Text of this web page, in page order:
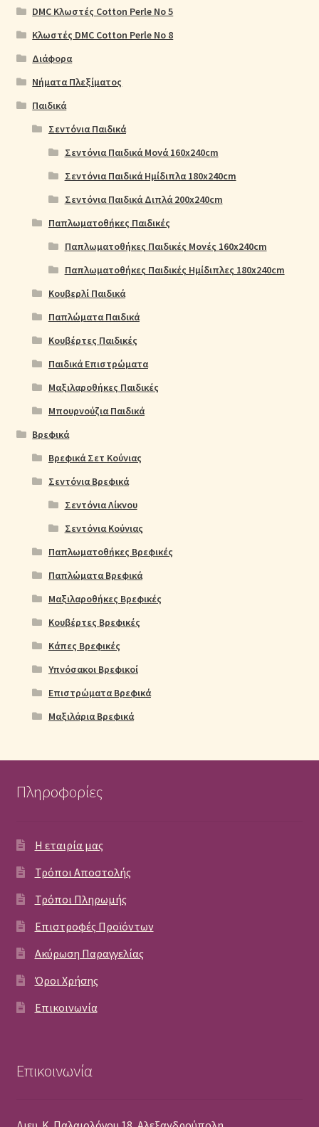
DMC Κλωστές Cotton Perle No 5
Κλωστές DMC Cotton Perle No 8
Διάφορα
Νήματα Πλεξίματος
Παιδικά
Σεντόνια Παιδικά
Σεντόνια Παιδικά Μονά 160x240cm
Σεντόνια Παιδικά Ημίδιπλα 180x240cm
Σεντόνια Παιδικά Διπλά 200x240cm
Παπλωματοθήκες Παιδικές
Παπλωματοθήκες Παιδικές Μονές 160x240cm
Παπλωματοθήκες Παιδικές Ημίδιπλες 180x240cm
Κουβερλί Παιδικά
Παπλώματα Παιδικά
Κουβέρτες Παιδικές
Παιδικά Επιστρώματα
Μαξιλαροθήκες Παιδικές
Μπουρνούζια Παιδικά
Βρεφικά
Βρεφικά Σετ Κούνιας
Σεντόνια Βρεφικά
Σεντόνια Λίκνου
Σεντόνια Κούνιας
Παπλωματοθήκες Βρεφικές
Παπλώματα Βρεφικά
Μαξιλαροθήκες Βρεφικές
Κουβέρτες Βρεφικές
Κάπες Βρεφικές
Υπνόσακοι Βρεφικοί
Επιστρώματα Βρεφικά
Μαξιλάρια Βρεφικά
Πληροφορίες
Η εταιρία μας
Τρόποι Αποστολής
Τρόποι Πληρωμής
Επιστροφές Προϊόντων
Ακύρωση Παραγγελίας
Όροι Χρήσης
Επικοινωνία
Επικοινωνία